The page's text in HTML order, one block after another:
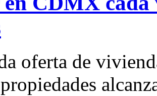
oferta de